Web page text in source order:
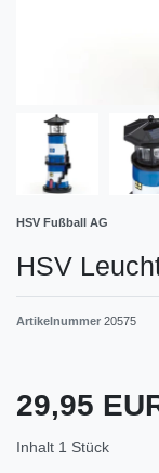
HSV Fußball AG
HSV
Artikelnummer 20575
29,95
Inhalt 1 Stück